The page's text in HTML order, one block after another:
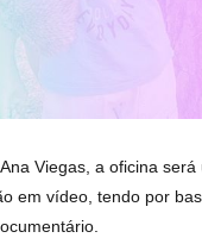
Viegas, a oficina será
em vídeo, tendo por